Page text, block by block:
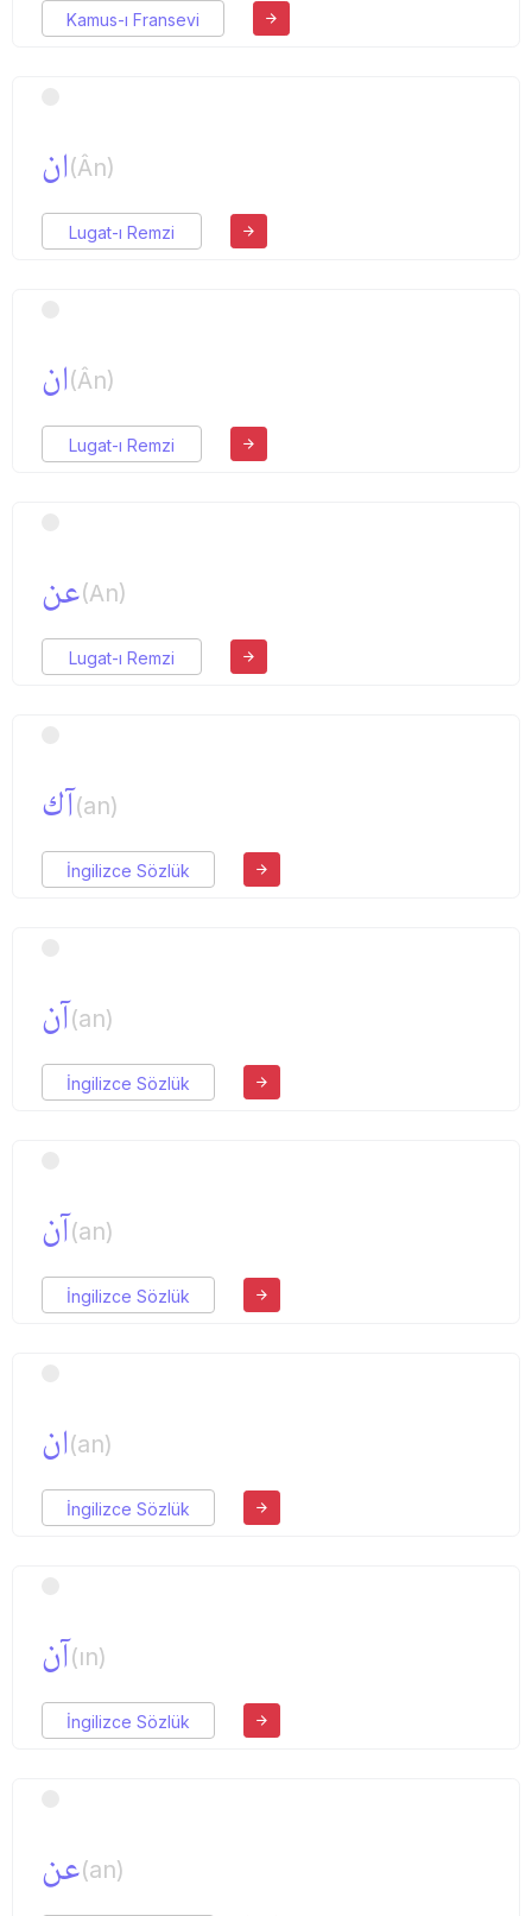
Kamus-ı Fransevi
ان(Ân)
Lugat-ı Remzi
ان(Ân)
Lugat-ı Remzi
عن(An)
Lugat-ı Remzi
آك(an)
İngilizce Sözlük
آن(an)
İngilizce Sözlük
آن(an)
İngilizce Sözlük
ان(an)
İngilizce Sözlük
آن(ın)
İngilizce Sözlük
عن(an)